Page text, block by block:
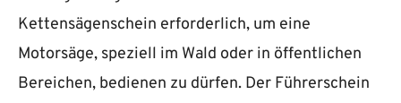
Kettensägenschein erforderlich, um eine
Motorsäge, speziell im Wald oder in öffentlichen
Bereichen, bedienen zu dürfen. Der Führerschein